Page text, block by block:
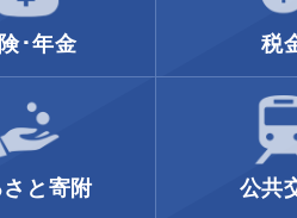
･年金 税
と寄附 公共